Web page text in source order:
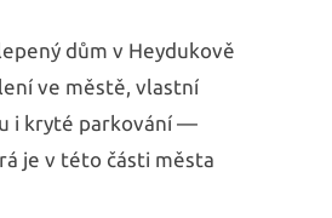
dům v Heydukově
ve městě, vlastní
i kryté parkování —
je v této části města